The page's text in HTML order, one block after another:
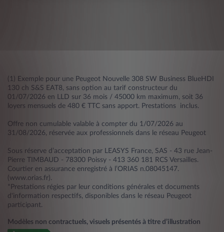
(1) Exemple pour une Peugeot Nouvelle 308 SW Business BlueHDI
130 ch S&S EAT8, sans option au tarif constructeur du
01/07/2026 en LLD sur 36 mois / 45000 km maximum, soit 36
loyers mensuels de 480 € TTC sans apport. Prestations inclus.
Offre non cumulable valable à compter du 1/07/2026 au
31/08/2026, réservée aux professionnels dans le réseau Peugeot
Sous réserve d’acceptation par LEASYS France, SAS - 43 rue Jean-
Pierre TIMBAUD - 78300 Poissy - 413 360 181 RCS Versailles.
Courtier en assurance enregistré à l’ORIAS n.08045147.
(www.orias.fr).
*Prestations régies par leur conditions générales et documents
d'information respectifs, disponibles dans le réseau Peugeot
participant.
Modèles non contractuels, visuels présentés à titre d’illustration